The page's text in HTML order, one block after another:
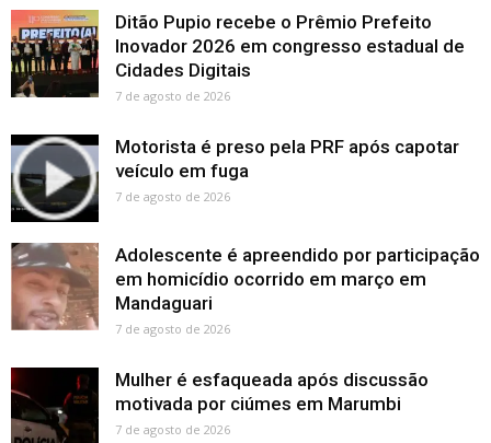
Ditão Pupio recebe o Prêmio Prefeito
Inovador 2026 em congresso estadual de
Cidades Digitais
7 de agosto de 2026
Motorista é preso pela PRF após capotar
veículo em fuga
7 de agosto de 2026
Adolescente é apreendido por participação
em homicídio ocorrido em março em
Mandaguari
7 de agosto de 2026
Mulher é esfaqueada após discussão
motivada por ciúmes em Marumbi
7 de agosto de 2026